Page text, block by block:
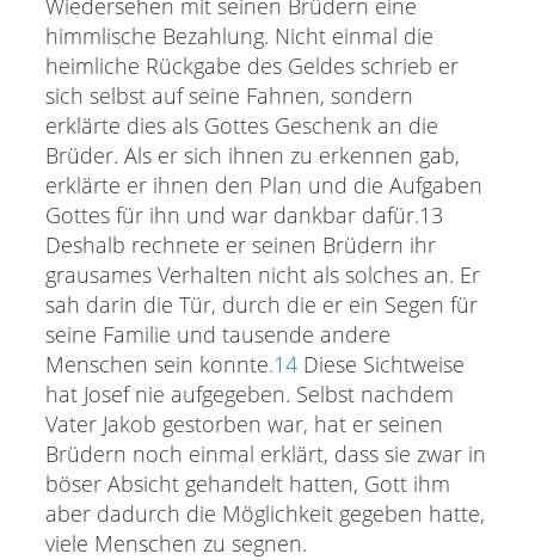
Wiedersehen mit seinen Brüdern eine
himmlische Bezahlung. Nicht einmal die
heimliche Rückgabe des Geldes schrieb er
sich selbst auf seine Fahnen, sondern
erklärte dies als Gottes Geschenk an die
Brüder. Als er sich ihnen zu erkennen gab,
erklärte er ihnen den Plan und die Aufgaben
Gottes für ihn und war dankbar dafür.13
Deshalb rechnete er seinen Brüdern ihr
grausames Verhalten nicht als solches an. Er
sah darin die Tür, durch die er ein Segen für
seine Familie und tausende andere
Menschen sein konnte.14Diese Sichtweise
hat Josef nie aufgegeben. Selbst nachdem
Vater Jakob gestorben war, hat er seinen
Brüdern noch einmal erklärt, dass sie zwar in
böser Absicht gehandelt hatten, Gott ihm
aber dadurch die Möglichkeit gegeben hatte,
viele Menschen zu segnen.